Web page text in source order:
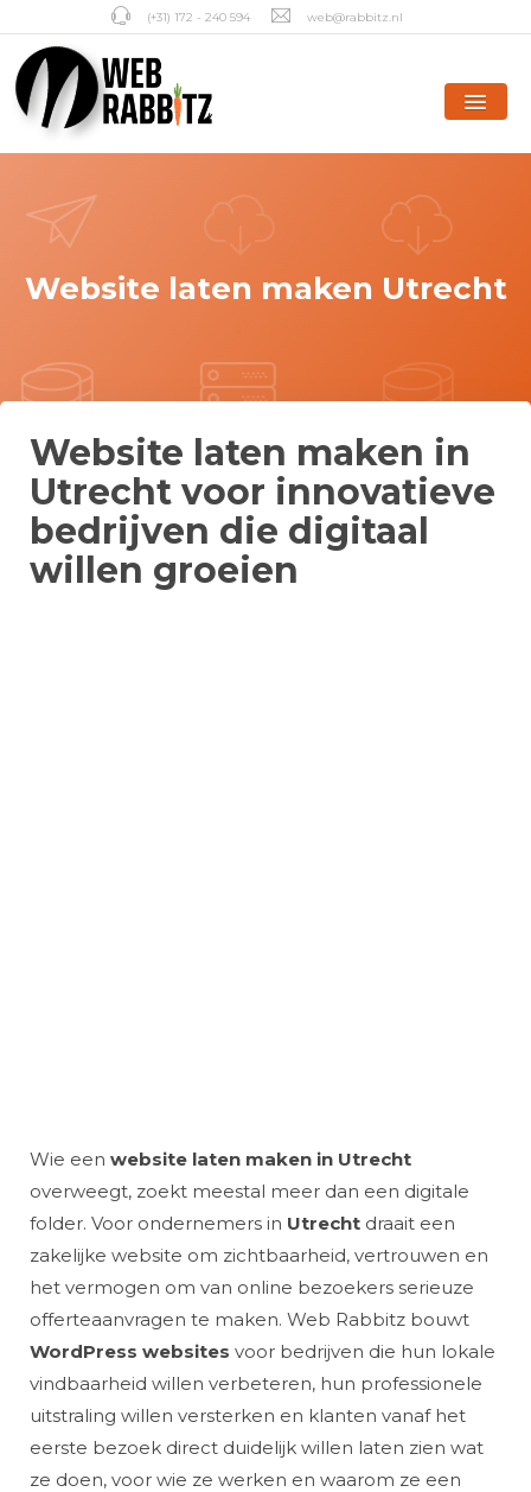
(+31) 172 - 240 594 web@rabbitz.nl
Website laten maken Utrecht
Website laten maken in
Utrecht voor innovatieve
bedrijven die digitaal
willen groeien
Wie een website laten maken in Utrecht
overweegt, zoekt meestal meer dan een digitale
folder. Voor ondernemers in Utrecht draait een
zakelijke website om zichtbaarheid, vertrouwen en
het vermogen om van online bezoekers serieuze
offerteaanvragen te maken. Web Rabbitz bouwt
WordPress websites voor bedrijven die hun lokale
vindbaarheid willen verbeteren, hun professionele
uitstraling willen versterken en klanten vanaf het
eerste bezoek direct duidelijk willen laten zien wat
ze doen, voor wie ze werken en waarom ze een